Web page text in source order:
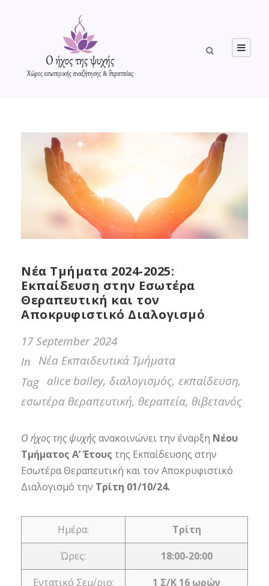
Νέα Τμήματα 2024-2025:
Εκπαίδευση στην Εσωτέρα
Θεραπευτική και τον
Αποκρυφιστικό Διαλογισμό
17 September 2024
In Νέα Εκπαιδευτικά Τμήματα
Tag alice bailey, διαλογισμός, εκπαίδευση,
εσωτέρα θεραπευτική, θεραπεία, θιβετανός
Ο ήχος της ψυχήςανακοινώνει την έναρξη Νέου
Τμήματος Α’ Έτους της Εκπαίδευσης στην
Εσωτέρα Θεραπευτική και τον Αποκρυφιστικό
Διαλογισμό την Τρίτη 01/10/24.
Ημέρα:
Τρίτη
Ώρες:
18:00-20:00
Εντατικό Σεμ/ριο:
1 Σ/Κ 16 ωρών